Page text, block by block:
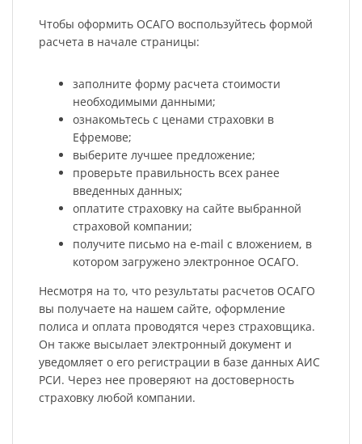
Чтобы оформить ОСАГО воспользуйтесь формой
расчета в начале страницы:
заполните форму расчета стоимости
необходимыми данными;
ознакомьтесь с ценами страховки в
Ефремове;
выберите лучшее предложение;
проверьте правильность всех ранее
введенных данных;
оплатите страховку на сайте выбранной
страховой компании;
получите письмо на e-mail с вложением, в
котором загружено электронное ОСАГО.
Несмотря на то, что результаты расчетов ОСАГО
вы получаете на нашем сайте, оформление
полиса и оплата проводятся через страховщика.
Он также высылает электронный документ и
уведомляет о его регистрации в базе данных АИС
РСИ. Через нее проверяют на достоверность
страховку любой компании.